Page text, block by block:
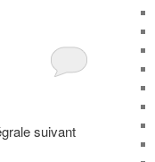
suivant